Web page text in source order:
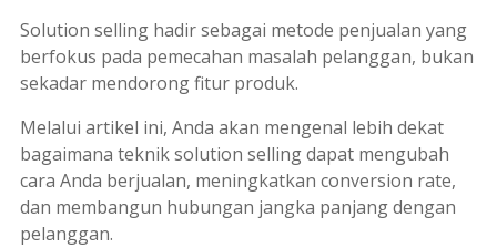
Solution sellinghadir sebagai metode penjualan yang
berfokus pada pemecahan masalah pelanggan, bukan
sekadar mendorong fitur produk.
Melalui artikel ini, Anda akan mengenal lebih dekat
bagaimana tekniksolution sellingdapat mengubah
cara Anda berjualan, meningkatkan conversion rate,
dan membangun hubungan jangka panjang dengan
pelanggan.